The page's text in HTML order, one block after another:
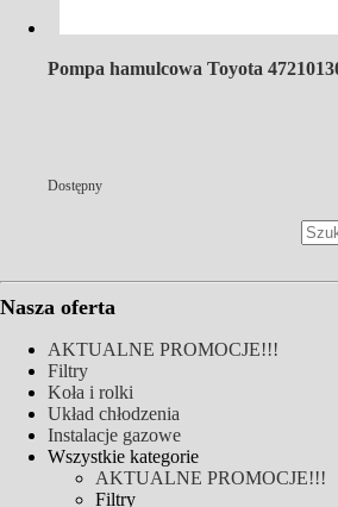
Pompa hamulcowa Toyota
Dostępny
Nasza oferta
AKTUALNE PROMOCJE!!!
Filtry
Koła i rolki
Układ chłodzenia
Instalacje gazowe
Wszystkie kategorie
AKTUALNE PROMOCJE!!!
Filtry